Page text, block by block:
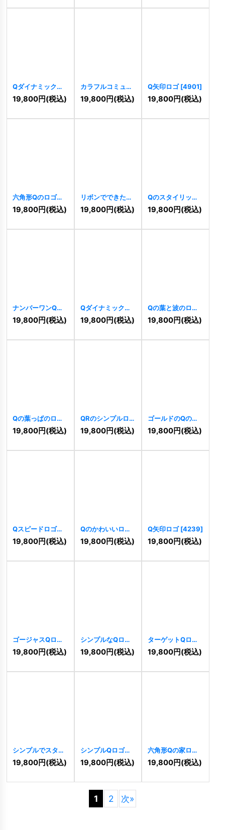
Qダイナミックカ
ーブロゴ [4904]
19,800円(税込)
カラフルコミュニ
ケーションQロゴ
4906 ]
19,800円(税込)
Q矢印ロゴ [4901]
19,800円(税込)
六角形Qのロゴ
[4902]
19,800円(税込)
リボンでできたQ
のロゴ [4871]
19,800円(税込)
Qのスタイリッシ
ュなロゴ[4872]
19,800円(税込)
ナンバーワンQロ
ゴ 4786]
19,800円(税込)
Qダイナミックカ
ーブロゴ [4764]
19,800円(税込)
Qの葉と波のロゴ
[4658]
19,800円(税込)
Qの葉っぱのロゴ
[4649]
19,800円(税込)
QRのシンプルロゴ
[4327]
19,800円(税込)
ゴールドのQのロ
ゴ 4269]
19,800円(税込)
Qスピードロゴ
[4256]
19,800円(税込)
Qのかわいいロゴ
[4257]
19,800円(税込)
Q矢印ロゴ [4239]
19,800円(税込)
ゴージャスQロゴ
[3995]
19,800円(税込)
シンプルなQロゴ
[3996]
19,800円(税込)
ターゲットQロゴ
[3991]
19,800円(税込)
シンプルでスタイ
リッシュなQTロゴ
3992
19,800円(税込)
シンプルQロゴ
[3993]
19,800円(税込)
六角形Qの家ロゴ
[3994]
19,800円(税込)
1 2 次»